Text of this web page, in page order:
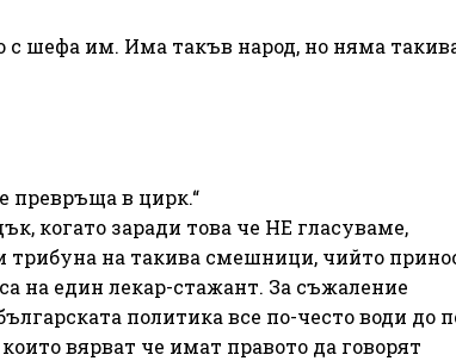
с шефа им. Има такъв народ, но няма
превръща в цирк.“
когато заради това че НЕ гласуваме,
трибуна на такива смешници, чийто
на един лекар-стажант. За съжаление
политика все по-често води до
вярват че имат правото да говорят